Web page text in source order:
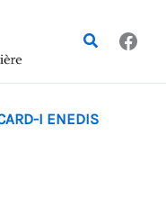
Rechercher
I ENEDIS